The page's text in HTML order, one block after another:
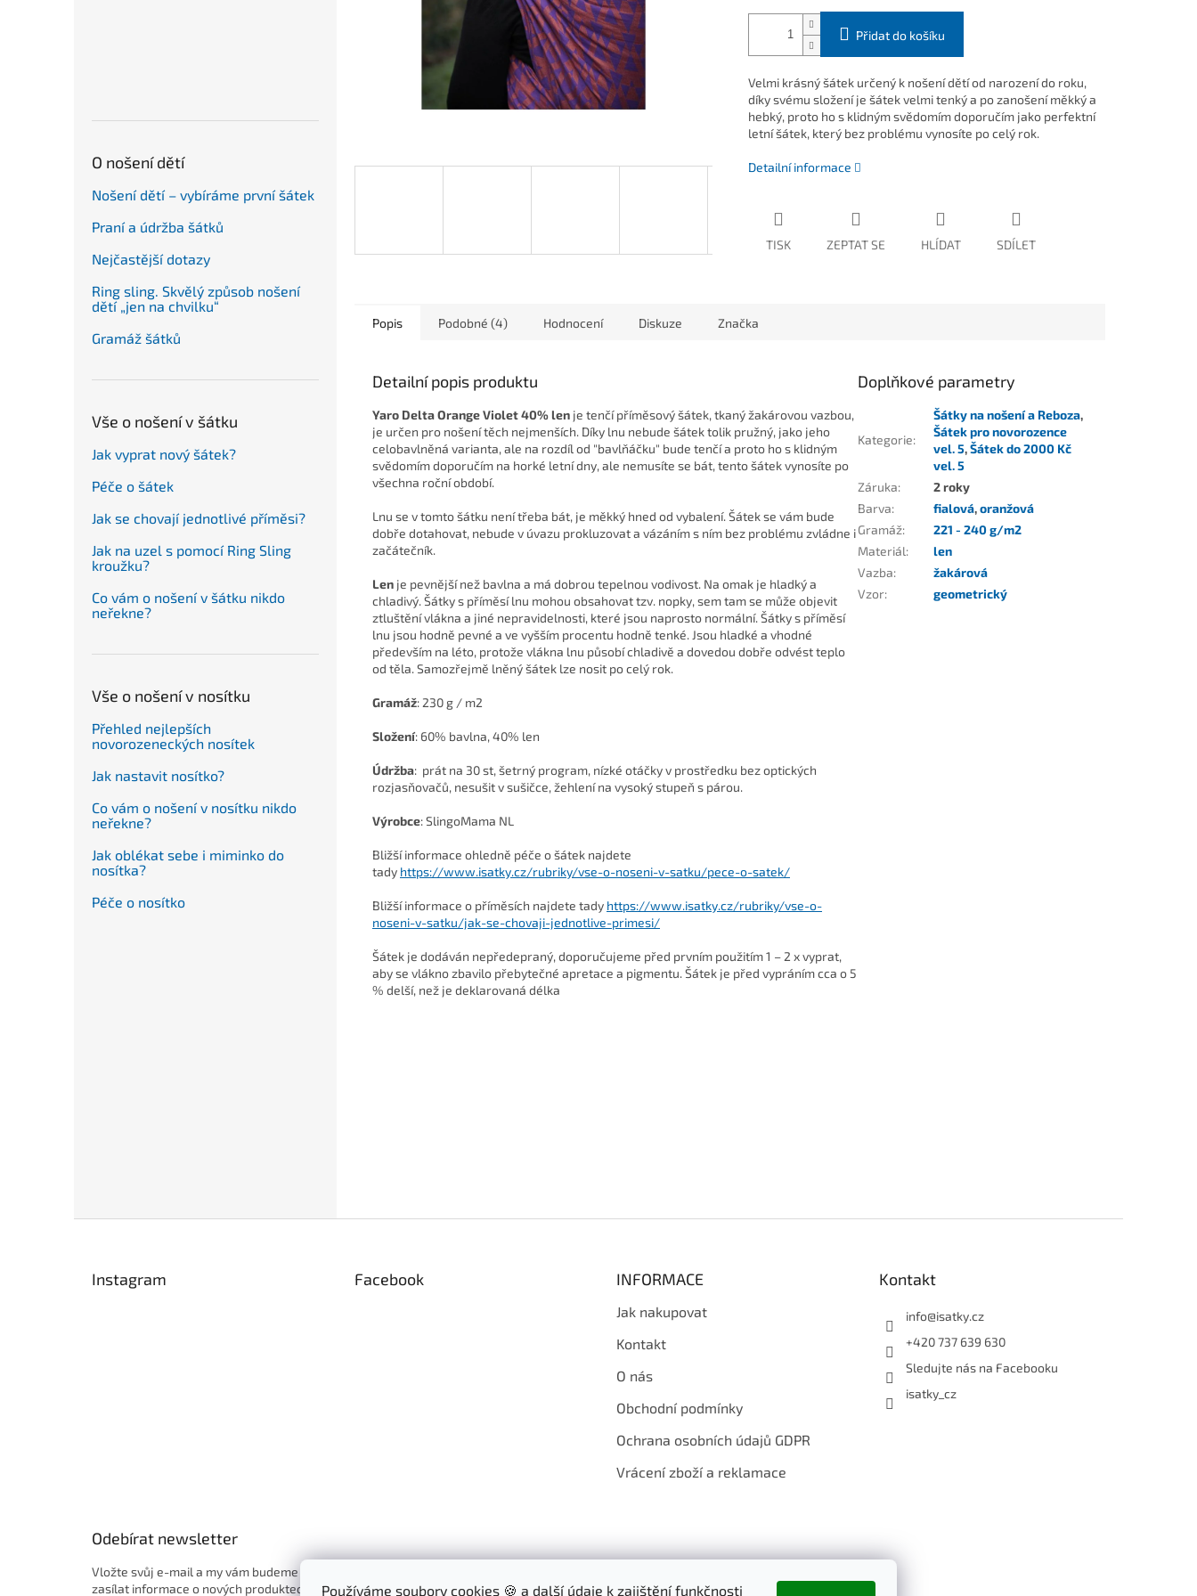
Používáme soubory cookies 🍪 a další údaje k zajištění funkčnosti
O nošení dětí
Nošení dětí – vybíráme první šátek
Praní a údržba šátků
Nejčastější dotazy
Ring sling. Skvělý způsob nošení
dětí „jen na chvilku“
Gramáž šátků
Vše o nošení v šátku
Jak vyprat nový šátek?
Péče o šátek
Jak se chovají jednotlivé příměsi?
Jak na uzel s pomocí Ring Sling
kroužku?
Co vám o nošení v šátku nikdo
neřekne?
Vše o nošení v nosítku
Přehled nejlepších
novorozeneckých nosítek
Jak nastavit nosítko?
Co vám o nošení v nosítku nikdo
neřekne?
Jak oblékat sebe i miminko do
nosítka?
Péče o nosítko
Přidat do košíku
Velmi krásný šátek určený k nošení dětí od narození do roku,
díky svému složení je šátek velmi tenký a po zanošení měkký a
hebký, proto ho s klidným svědomím doporučím jako perfektní
letní šátek, který bez problému vynosíte po celý rok.
Detailní informace
TISK ZEPTAT SE HLÍDAT SDÍLET
Popis Podobné (4) Hodnocení Diskuze Značka
Detailní popis produktu
Yaro Delta Orange Violet 40% len je tenčí příměsový šátek, tkaný žakárovou vazbou,
je určen pro nošení těch nejmenších. Díky lnu nebude šátek tolik pružný, jako jeho
celobavlněná varianta, ale na rozdíl od "bavlňáčku" bude tenčí a proto ho s klidným
svědomím doporučím na horké letní dny, ale nemusíte se bát, tento šátek vynosíte po
všechna roční období.
Lnu se v tomto šátku není třeba bát, je měkký hned od vybalení. Šátek se vám bude
dobře dotahovat, nebude v úvazu prokluzovat a vázáním s ním bez problému zvládne i
začátečník.
Len je pevnější než bavlna a má dobrou tepelnou vodivost. Na omak je hladký a
chladivý. Šátky s příměsí lnu mohou obsahovat tzv. nopky, sem tam se může objevit
ztluštění vlákna a jiné nepravidelnosti, které jsou naprosto normální. Šátky s příměsí
lnu jsou hodně pevné a ve vyšším procentu hodně tenké. Jsou hladké a vhodné
především na léto, protože vlákna lnu působí chladivě a dovedou dobře odvést teplo
od těla. Samozřejmě lněný šátek lze nosit po celý rok.
Gramáž: 230 g / m2
Složení: 60% bavlna, 40% len
Údržba: prát na 30 st, šetrný program, nízké otáčky v prostředku bez optických
rozjasňovačů, nesušit v sušičce, žehlení na vysoký stupeň s párou.
Výrobce: SlingoMama NL
Bližší informace ohledně péče o šátek najdete
tady https://www.isatky.cz/rubriky/vse-o-noseni-v-satku/pece-o-satek/
Bližší informace o příměsích najdete tady https://www.isatky.cz/rubriky/vse-o-
noseni-v-satku/jak-se-chovaji-jednotlive-primesi/
Šátek je dodáván nepředepraný, doporučujeme před prvním použitím 1 – 2 x vyprat,
aby se vlákno zbavilo přebytečné apretace a pigmentu. Šátek je před vypráním cca o 5
% delší, než je deklarovaná délka
Doplňkové parametry
Kategorie:
Šátky na nošení a Reboza,
Šátek pro novorozence
vel. 5,Šátek do 2000 Kč
vel. 5
Záruka:
2 roky
Barva: fialová,oranžová
Gramáž:
221 - 240 g/m2
Materiál:
len
Vazba:
žakárová
Vzor: geometrický
Instagram Facebook INFORMACE
Jak nakupovat
Kontakt
O nás
Obchodní podmínky
Ochrana osobních údajů GDPR
Vrácení zboží a reklamace
Kontakt
info@isatky.cz
+420 737 639 630
Sledujte nás na Facebooku
isatky_cz
Odebírat newsletter
Vložte svůj e-mail a my vám budeme
zasílat informace o nových produktech